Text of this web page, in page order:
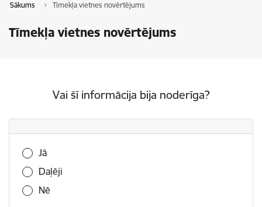
Sākums Tīmekļa vietnes novērtējums
Tīmekļa vietnes novērtējums
Vai šī informācija bija noderīga?
Vai šī informācija bija noderīga?
Jā
Daļēji
Nē